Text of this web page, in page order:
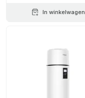
In winkelwagen